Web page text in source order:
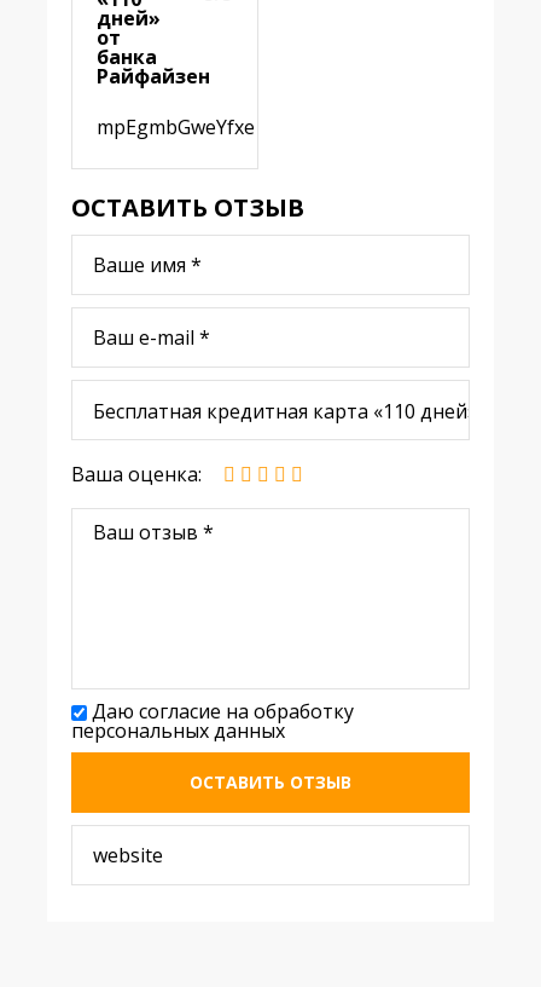
дней»
от
банка
Райфайзен
mpEgmbGweYfxe
ОСТАВИТЬ ОТЗЫВ
Ваша оценка:
Даю согласие на обработку
персональных данных